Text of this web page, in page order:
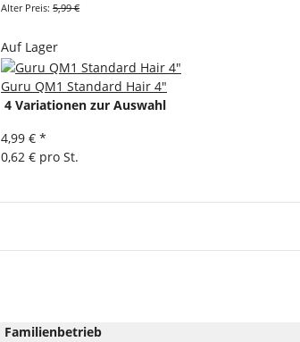
Alter Preis: 5,99 €
Auf Lager
Guru QM1 Standard Hair 4"
4 Variationen zur Auswahl
4,99 € *
0,62 € pro St.
Familienbetrieb